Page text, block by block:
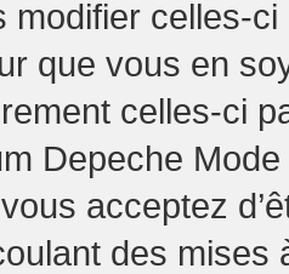
modifier celles-
que vous en
celles-ci
Depeche
acceptez
des mises